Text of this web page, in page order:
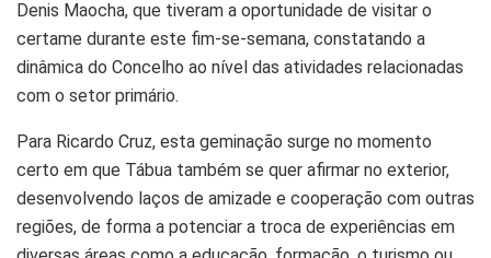
Denis Maocha, que tiveram a oportunidade de visitar o
certame durante este fim-se-semana, constatando a
dinâmica do Concelho ao nível das atividades relacionadas
com o setor primário.
Para Ricardo Cruz, esta geminação surge no momento
certo em que Tábua também se quer afirmar no exterior,
desenvolvendo laços de amizade e cooperação com outras
regiões, de forma a potenciar a troca de experiências em